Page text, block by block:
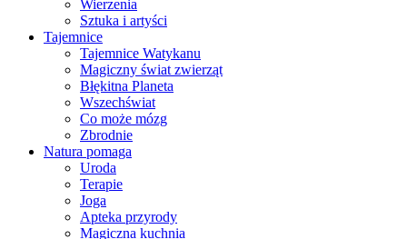
Wierzenia
Sztuka i artyści
Tajemnice
Tajemnice Watykanu
Magiczny świat zwierząt
Błękitna Planeta
Wszechświat
Co może mózg
Zbrodnie
Natura pomaga
Uroda
Terapie
Joga
Apteka przyrody
Magiczna kuchnia